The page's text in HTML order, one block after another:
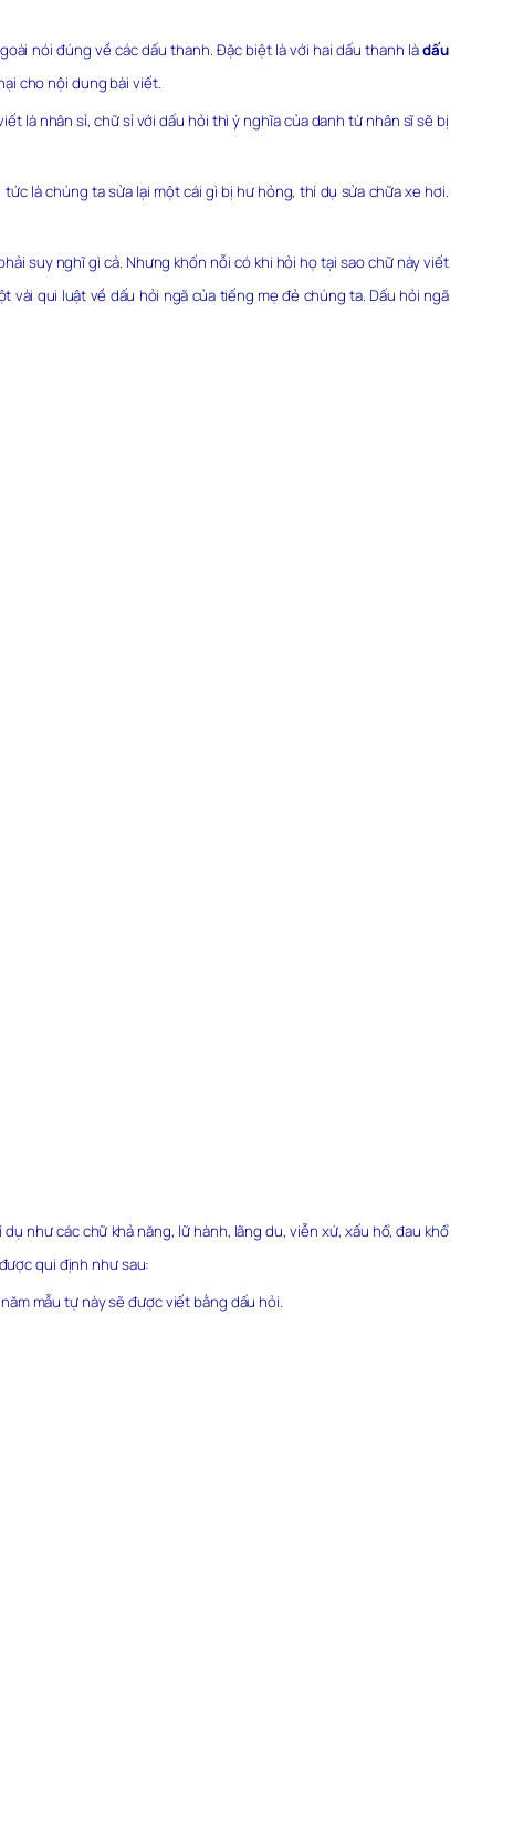
nói đúng về các dấu thanh. Đặc biệt là với hai dấu thanh làdấu
cho nội dung bài viết.
là nhân sỉ, chữ sỉ với dấu hỏi thì ý nghĩa của danh từ nhân sĩ sẽ bị
là chúng ta sửa lại một cái gì bị hư hỏng, thí dụ sửa chữa xe hơi.
suy nghĩ gì cả. Nhưng khốn nỗi có khi hỏi họ tại sao chữ này viết
vài qui luật về dấu hỏi ngã của tiếng mẹ đẻ chúng ta. Dấu hỏi ngã
như các chữ khả năng, lữ hành, lãng du, viễn xứ, xấu hổ, đau khổ
qui định như sau:
mẫu tự này sẽ được viết bằng dấu hỏi.